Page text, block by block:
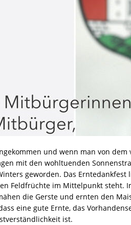
und wenn man von
mit den wohltuenden
geworden. Das
Feldfrüchte im Mittelpunkt steht.
die Gerste und ernten den
eine gute Ernte, das
ist.